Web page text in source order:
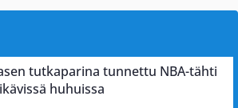
tutkaparina tunnettu NBA-tähti
huhuissa